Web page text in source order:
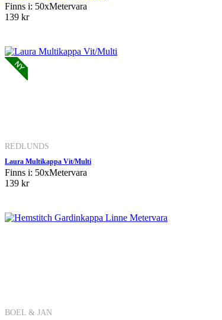
Finns i: 50xMetervara
139 kr
REDLUNDS
Laura Multikappa Vit/Multi
Finns i: 50xMetervara
139 kr
BOEL & JAN